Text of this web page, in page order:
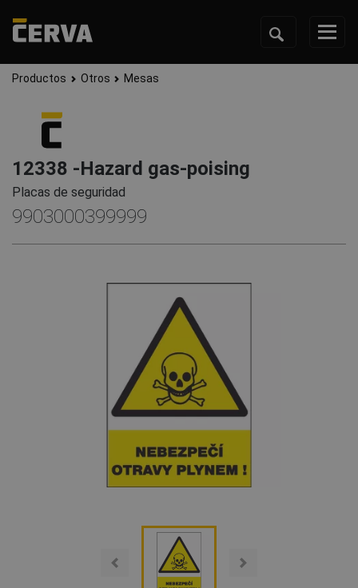
Productos Otros Mesas
12338 -Hazard gas-poising
Placas de seguridad
9903000399999